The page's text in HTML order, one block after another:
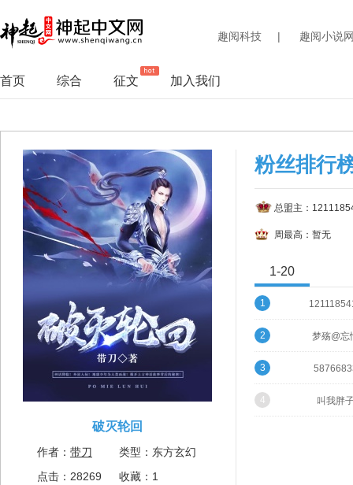
趣阅科技 | 趣阅小说
首页 综合 征文 加入我们
破灭轮回
作者： 带刀
类型：东方玄幻
点击：28269
收藏：1
粉丝排行
总盟主：
周最高：暂无
1-20
1
2 梦殇@忘
3
4 叫我胖